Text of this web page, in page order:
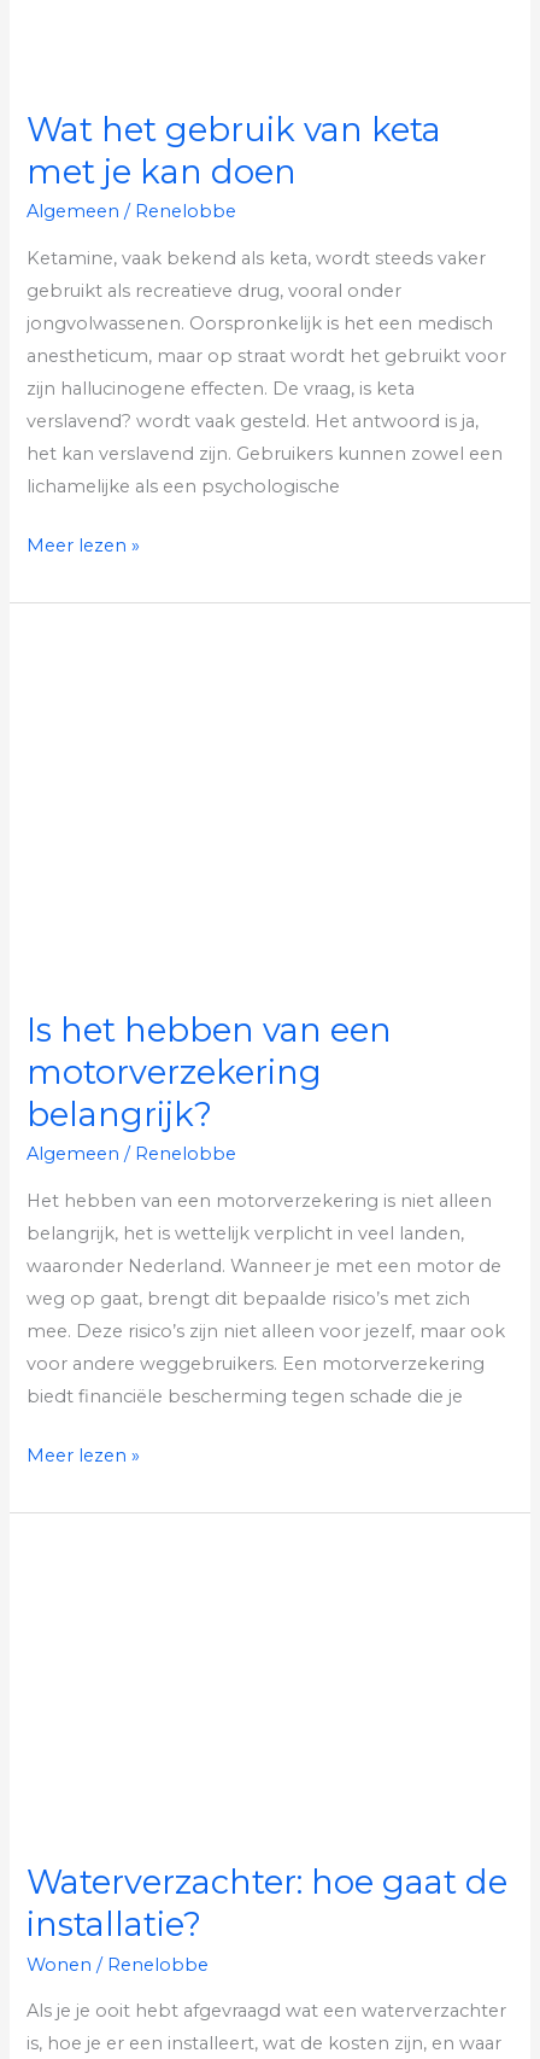
Wat het gebruik van keta
met je kan doen
Algemeen / Renelobbe
Ketamine, vaak bekend als keta, wordt steeds vaker
gebruikt als recreatieve drug, vooral onder
jongvolwassenen. Oorspronkelijk is het een medisch
anestheticum, maar op straat wordt het gebruikt voor
zijn hallucinogene effecten. De vraag, is keta
verslavend? wordt vaak gesteld. Het antwoord is ja,
het kan verslavend zijn. Gebruikers kunnen zowel een
lichamelijke als een psychologische
Meer lezen »
Is het hebben van een
motorverzekering
belangrijk?
Algemeen / Renelobbe
Het hebben van een motorverzekering is niet alleen
belangrijk, het is wettelijk verplicht in veel landen,
waaronder Nederland. Wanneer je met een motor de
weg op gaat, brengt dit bepaalde risico’s met zich
mee. Deze risico’s zijn niet alleen voor jezelf, maar ook
voor andere weggebruikers. Een motorverzekering
biedt financiële bescherming tegen schade die je
Meer lezen »
Waterverzachter: hoe gaat de
installatie?
Wonen / Renelobbe
Als je je ooit hebt afgevraagd wat een waterverzachter
is, hoe je er een installeert, wat de kosten zijn, en waar